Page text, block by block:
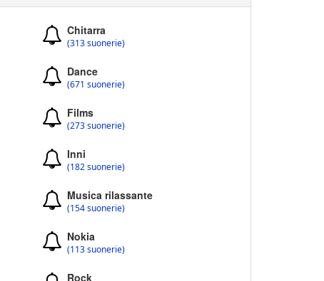
Chitarra
(313 suonerie)
Dance
(671 suonerie)
Films
(273 suonerie)
Inni
(182 suonerie)
Musica rilassante
(154 suonerie)
Nokia
(113 suonerie)
Rock